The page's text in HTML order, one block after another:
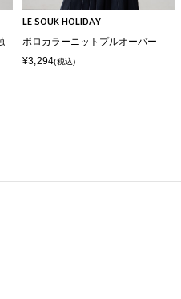
LE SOUK HOLIDAY
ポロカラーニットプルオーバー
¥3,294(税込)